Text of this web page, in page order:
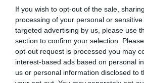
If you wish to opt-out of the sale,
processing of your personal or
targeted advertising by us, please use
section to confirm your selection.
opt-out request is processed you may
interest-based ads based on personal
us or personal information disclosed to
Πινακοθήκη
Αλίμου
1ο